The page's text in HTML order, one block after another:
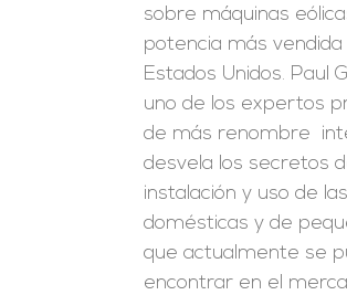
sobre máquinas
potencia más vendida
Estados Unidos. Paul
uno de los expertos
de más renombre
desvela los secretos
instalación y uso de
domésticas y de
que actualmente se
encontrar en el